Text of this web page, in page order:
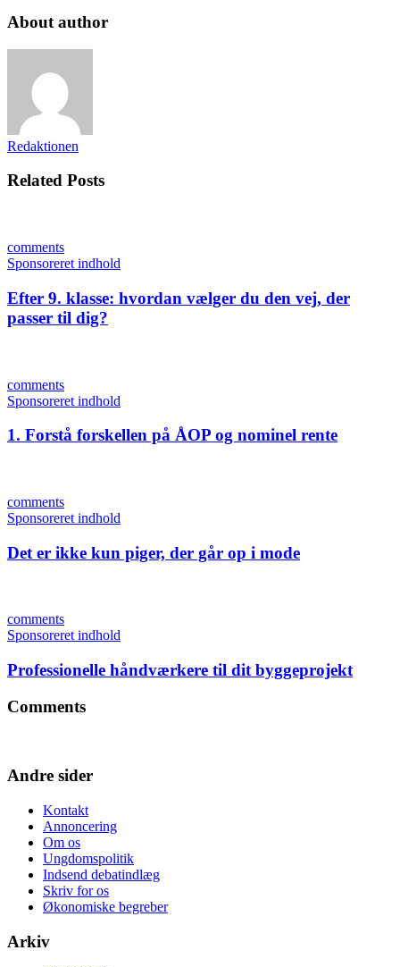
About author
Redaktionen
Related Posts
comments
Sponsoreret indhold
Efter 9. klasse: hvordan vælger du den vej, der
passer til dig?
comments
Sponsoreret indhold
1. Forstå forskellen på ÅOP og nominel rente
comments
Sponsoreret indhold
Det er ikke kun piger, der går op i mode
comments
Sponsoreret indhold
Professionelle håndværkere til dit byggeprojekt
Comments
Andre sider
Kontakt
Annoncering
Om os
Ungdomspolitik
Indsend debatindlæg
Skriv for os
Økonomiske begreber
Arkiv